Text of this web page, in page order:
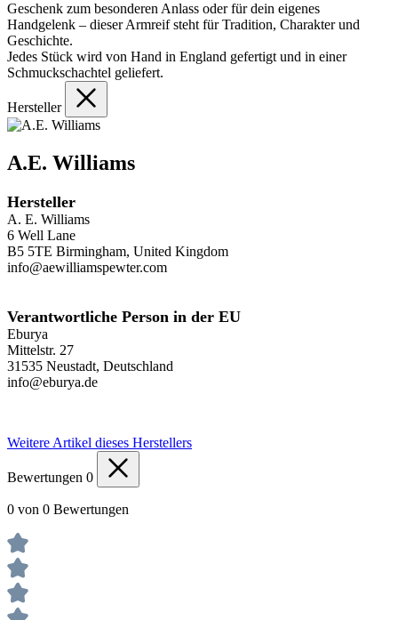
Geschenk zum besonderen Anlass oder für dein eigenes
Handgelenk – dieser Armreif steht für Tradition, Charakter und
Geschichte.
Jedes Stück wird von Hand in England gefertigt und in einer
Schmuckschachtel geliefert.
Hersteller
A.E. Williams
Hersteller
A. E. Williams
6 Well Lane
B5 5TE Birmingham, United Kingdom
info@aewilliamspewter.com
Verantwortliche Person in der EU
Eburya
Mittelstr. 27
31535 Neustadt, Deutschland
info@eburya.de
Weitere Artikel dieses Herstellers
Bewertungen 0
0 von 0 Bewertungen